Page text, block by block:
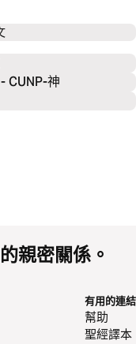
CUNP-神
親密關係。
有用的連結
幫助
聖經譯本